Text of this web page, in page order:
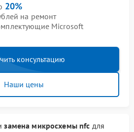
20%
на ремонт
Microsoft
консультацию
Наши цены
замена микросхемы nfc для